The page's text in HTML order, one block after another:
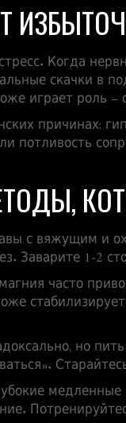
Когда
скачки в
играет роль –
причинах:
потливость
с вяжущим и
Заварите 1‑2
часто
но